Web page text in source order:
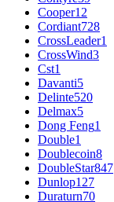
Cooper12
Cordiant728
CrossLeader1
CrossWind3
Cst1
Davanti5
Delinte520
Delmax5
Dong Feng1
Double1
Doublecoin8
DoubleStar847
Dunlop127
Duraturn70